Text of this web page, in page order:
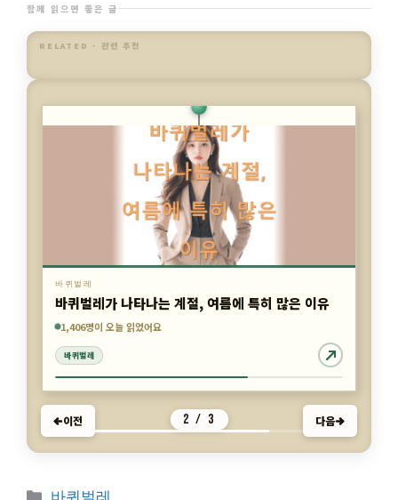
함께 읽으면 좋은 글
RELATED · 관련 추천
3,818명이 오늘 읽었어요
바퀴벌레
1,406명이 오늘 읽었어요
바퀴벌레
2,234명이 오늘 읽었어요
바퀴벌레
이전 3 / 3 다음
카